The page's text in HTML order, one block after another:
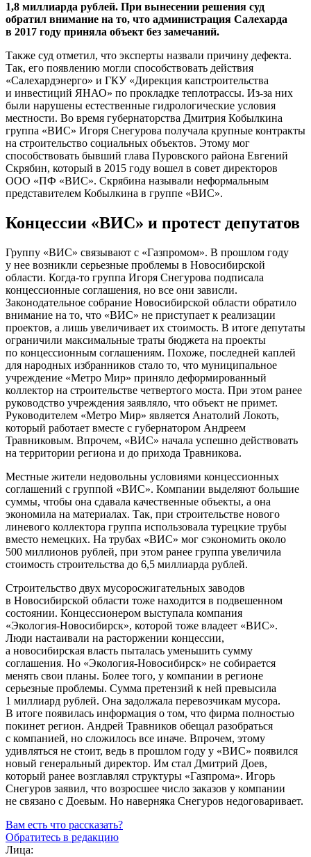
1,8 миллиарда рублей. При вынесении решения суд
обратил внимание на то, что администрация Салехарда
в 2017 году приняла объект без замечаний.
Также суд отметил, что эксперты назвали причину дефекта.
Так, его появлению могли способствовать действия
«Салехардэнерго» и ГКУ «Дирекция капстроительства
и инвестиций ЯНАО» по прокладке теплотрассы. Из-за них
были нарушены естественные гидрологические условия
местности. Во время губернаторства Дмитрия Кобылкина
группа «ВИС» Игоря Снегурова получала крупные контракты
на строительство социальных объектов. Этому мог
способствовать бывший глава Пуровского района Евгений
Скрябин, который в 2015 году вошел в совет директоров
ООО «ПФ «ВИС». Скрябина называли неформальным
представителем Кобылкина в группе «ВИС».
Концессии «ВИС» и протест депутатов
Группу «ВИС» связывают с «Газпромом». В прошлом году
у нее возникли серьезные проблемы в Новосибирской
области. Когда-то группа Игоря Снегурова подписала
концессионные соглашения, но все они зависли.
Законодательное собрание Новосибирской области обратило
внимание на то, что «ВИС» не приступает к реализации
проектов, а лишь увеличивает их стоимость. В итоге депутаты
ограничили максимальные траты бюджета на проекты
по концессионным соглашениям. Похоже, последней каплей
для народных избранников стало то, что муниципальное
учреждение «Метро Мир» приняло деформированный
коллектор на строительстве четвертого моста. При этом ранее
руководство учреждения заявляло, что объект не примет.
Руководителем «Метро Мир» является Анатолий Локоть,
который работает вместе с губернатором Андреем
Травниковым. Впрочем, «ВИС» начала успешно действовать
на территории региона и до прихода Травникова.
Местные жители недовольны условиями концессионных
соглашений с группой «ВИС». Компании выделяют большие
суммы, чтобы она сдавала качественные объекты, а она
экономила на материалах. Так, при строительстве нового
линевого коллектора группа использовала турецкие трубы
вместо немецких. На трубах «ВИС» мог сэкономить около
500 миллионов рублей, при этом ранее группа увеличила
стоимость строительства до 6,5 миллиарда рублей.
Строительство двух мусоросжигательных заводов
в Новосибирской области тоже находится в подвешенном
состоянии. Концессионером выступала компания
«Экология-Новосибирск», которой тоже владеет «ВИС».
Люди настаивали на расторжении концессии,
а новосибирская власть пыталась уменьшить сумму
соглашения. Но «Экология-Новосибирск» не собирается
менять свои планы. Более того, у компании в регионе
серьезные проблемы. Сумма претензий к ней превысила
1 миллиард рублей. Она задолжала перевозчикам мусора.
В итоге появилась информация о том, что фирма полностью
покинет регион. Андрей Травников обещал разобраться
с компанией, но сложилось все иначе. Впрочем, этому
удивляться не стоит, ведь в прошлом году у «ВИС» появился
новый генеральный директор. Им стал Дмитрий Доев,
который ранее возглавлял структуры «Газпрома». Игорь
Снегуров заявил, что возросшее число заказов у компании
не связано с Доевым. Но наверняка Снегуров недоговаривает.
Вам есть что рассказать?
Обратитесь в редакцию
Лица: